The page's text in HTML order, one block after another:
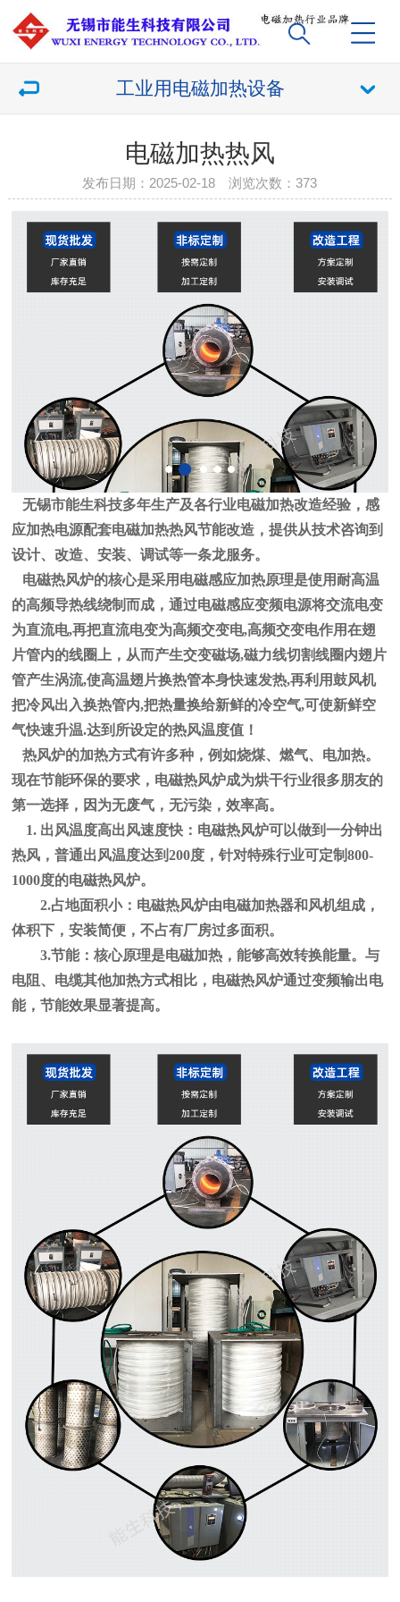
工业用电磁加热设备
电磁加热热风
发布日期：2025-02-18 浏览次数：373
无锡市能生科技多年生产及各行业电磁加热改造经验，感
应加热电源配套电磁加热热风节能改造，提供从技术咨询到
设计、改造、安装、调试等一条龙服务。
电磁热风炉的核心是采用电磁感应加热原理是使用耐高温
的高频导热线绕制而成，通过电磁感应变频电源将交流电变
为直流电,再把直流电变为高频交变电,高频交变电作用在翅
片管内的线圈上，从而产生交变磁场,磁力线切割线圈内翅片
管产生涡流,使高温翅片换热管本身快速发热,再利用鼓风机
把冷风出入换热管内,把热量换给新鲜的冷空气,可使新鲜空
气快速升温.达到所设定的热风温度值！
热风炉的加热方式有许多种，例如烧煤、燃气、电加热。
现在节能环保的要求，电磁热风炉成为烘干行业很多朋友的
第一选择，因为无废气，无污染，效率高。
1. 出风温度高出风速度快： 电磁热风炉可以做到一分钟出
热风，普通出风温度达到200度，针对特殊行业可定制800-
1000度的电磁热风炉。
2.占地面积小： 电磁热风炉由电磁加热器和风机组成，
体积下，安装简便，不占有厂房过多面积。
3.节能：核心原理是电磁加热，能够高效转换能量。与
电阻、电缆其他加热方式相比，电磁热风炉通过变频输出电
能，节能效果显著提高。